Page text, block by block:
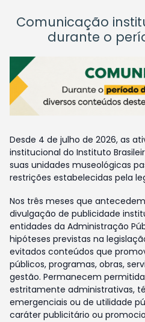
Comunicação
durante o
Desde 4 de julho de 2026, as
institucional do Instituto
suas unidades museológicas
restrições estabelecidas pela
Nos três meses que
divulgação de publicidade
entidades da Administração
hipóteses previstas na
evitados conteúdos que
públicos, programas, obras,
gestão. Permanecem
estritamente administrativas,
emergenciais ou de utilidade
caráter publicitário ou